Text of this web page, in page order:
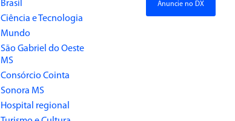
Brasil
Ciência e Tecnologia
Mundo
São Gabriel do Oeste
MS
Consórcio Cointa
Sonora MS
Hospital regional
Anuncie no DX